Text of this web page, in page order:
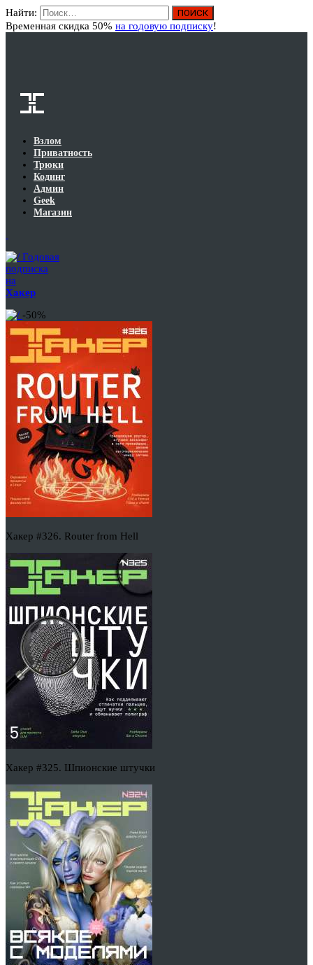
Найти:
Временная скидка 50% на годовую подписку!
Взлом
Приватность
Трюки
Кодинг
Админ
Geek
Магазин
Годовая
подписка
на
Хакер
-50%
Хакер #326. Router from Hell
Хакер #325. Шпионские штучки